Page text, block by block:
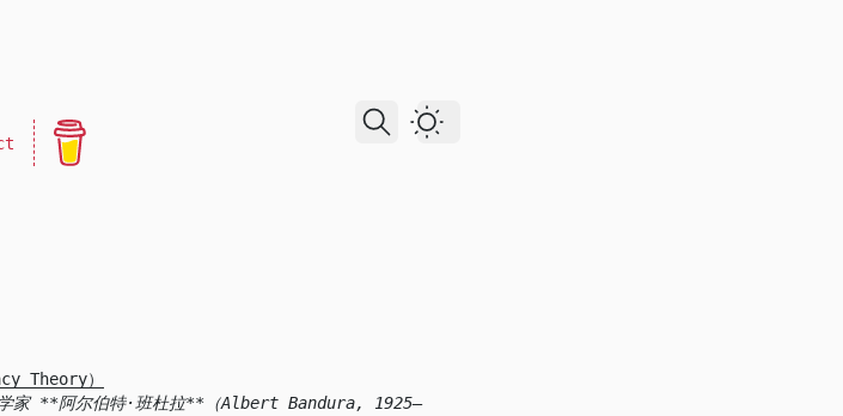
Dark Theme
Theory）
学家 **阿尔伯特·班杜拉**（Albert Bandura, 1925–